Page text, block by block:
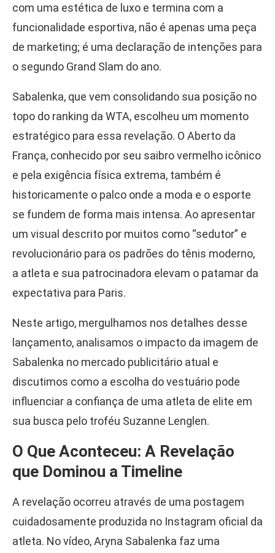
com uma estética de luxo e termina com a
funcionalidade esportiva, não é apenas uma peça
de marketing; é uma declaração de intenções para
o segundo Grand Slam do ano.
Sabalenka, que vem consolidando sua posição no
topo do ranking da WTA, escolheu um momento
estratégico para essa revelação. O Aberto da
França, conhecido por seu saibro vermelho icônico
e pela exigência física extrema, também é
historicamente o palco onde a moda e o esporte
se fundem de forma mais intensa. Ao apresentar
um visual descrito por muitos como “sedutor” e
revolucionário para os padrões do tênis moderno,
a atleta e sua patrocinadora elevam o patamar da
expectativa para Paris.
Neste artigo, mergulhamos nos detalhes desse
lançamento, analisamos o impacto da imagem de
Sabalenka no mercado publicitário atual e
discutimos como a escolha do vestuário pode
influenciar a confiança de uma atleta de elite em
sua busca pelo troféu Suzanne Lenglen.
O Que Aconteceu: A Revelação
que Dominou a Timeline
A revelação ocorreu através de uma postagem
cuidadosamente produzida no Instagram oficial da
atleta. No vídeo, Aryna Sabalenka faz uma